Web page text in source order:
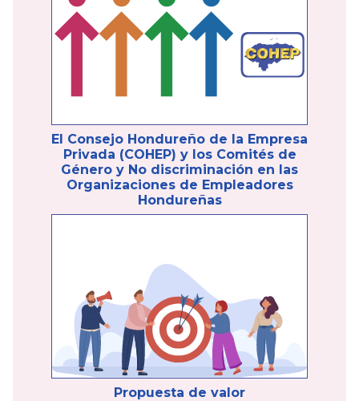
El Consejo Hondureño de la Empresa
Privada (COHEP) y los Comités de
Género y No discriminación en las
Organizaciones de Empleadores
Hondureñas
Propuesta de valor